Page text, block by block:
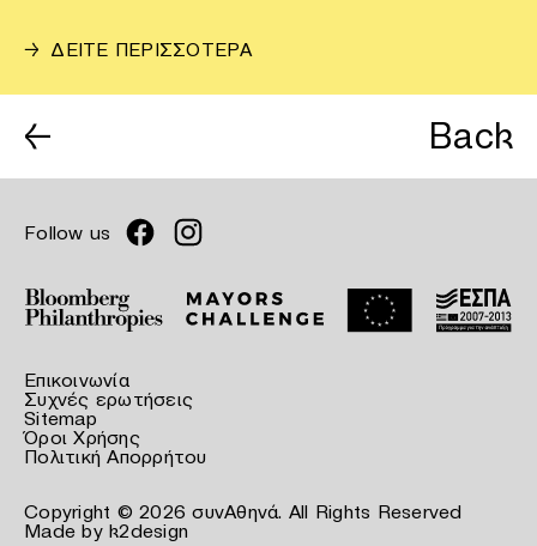
→ ΔΕΙΤΕ ΠΕΡΙΣΣΟΤΕΡΑ
← Back
Follow us
Επικοινωνία
Συχνές ερωτήσεις
Sitemap
Όροι Χρήσης
Πολιτική Απορρήτου
Copyright © 2026 συνΑθηνά. All Rights Reserved
Made by k2design